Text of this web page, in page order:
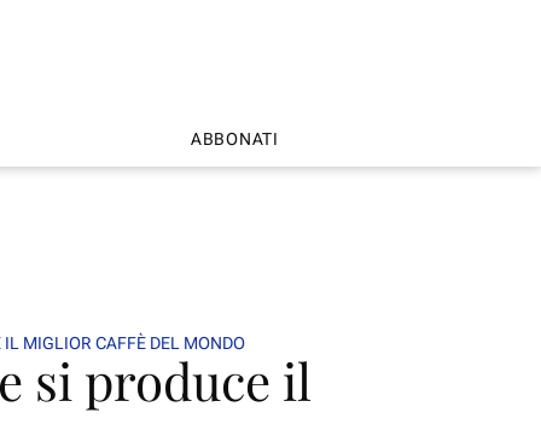
ABBONATI
IL MIGLIOR CAFFÈ DEL MONDO
si produce il